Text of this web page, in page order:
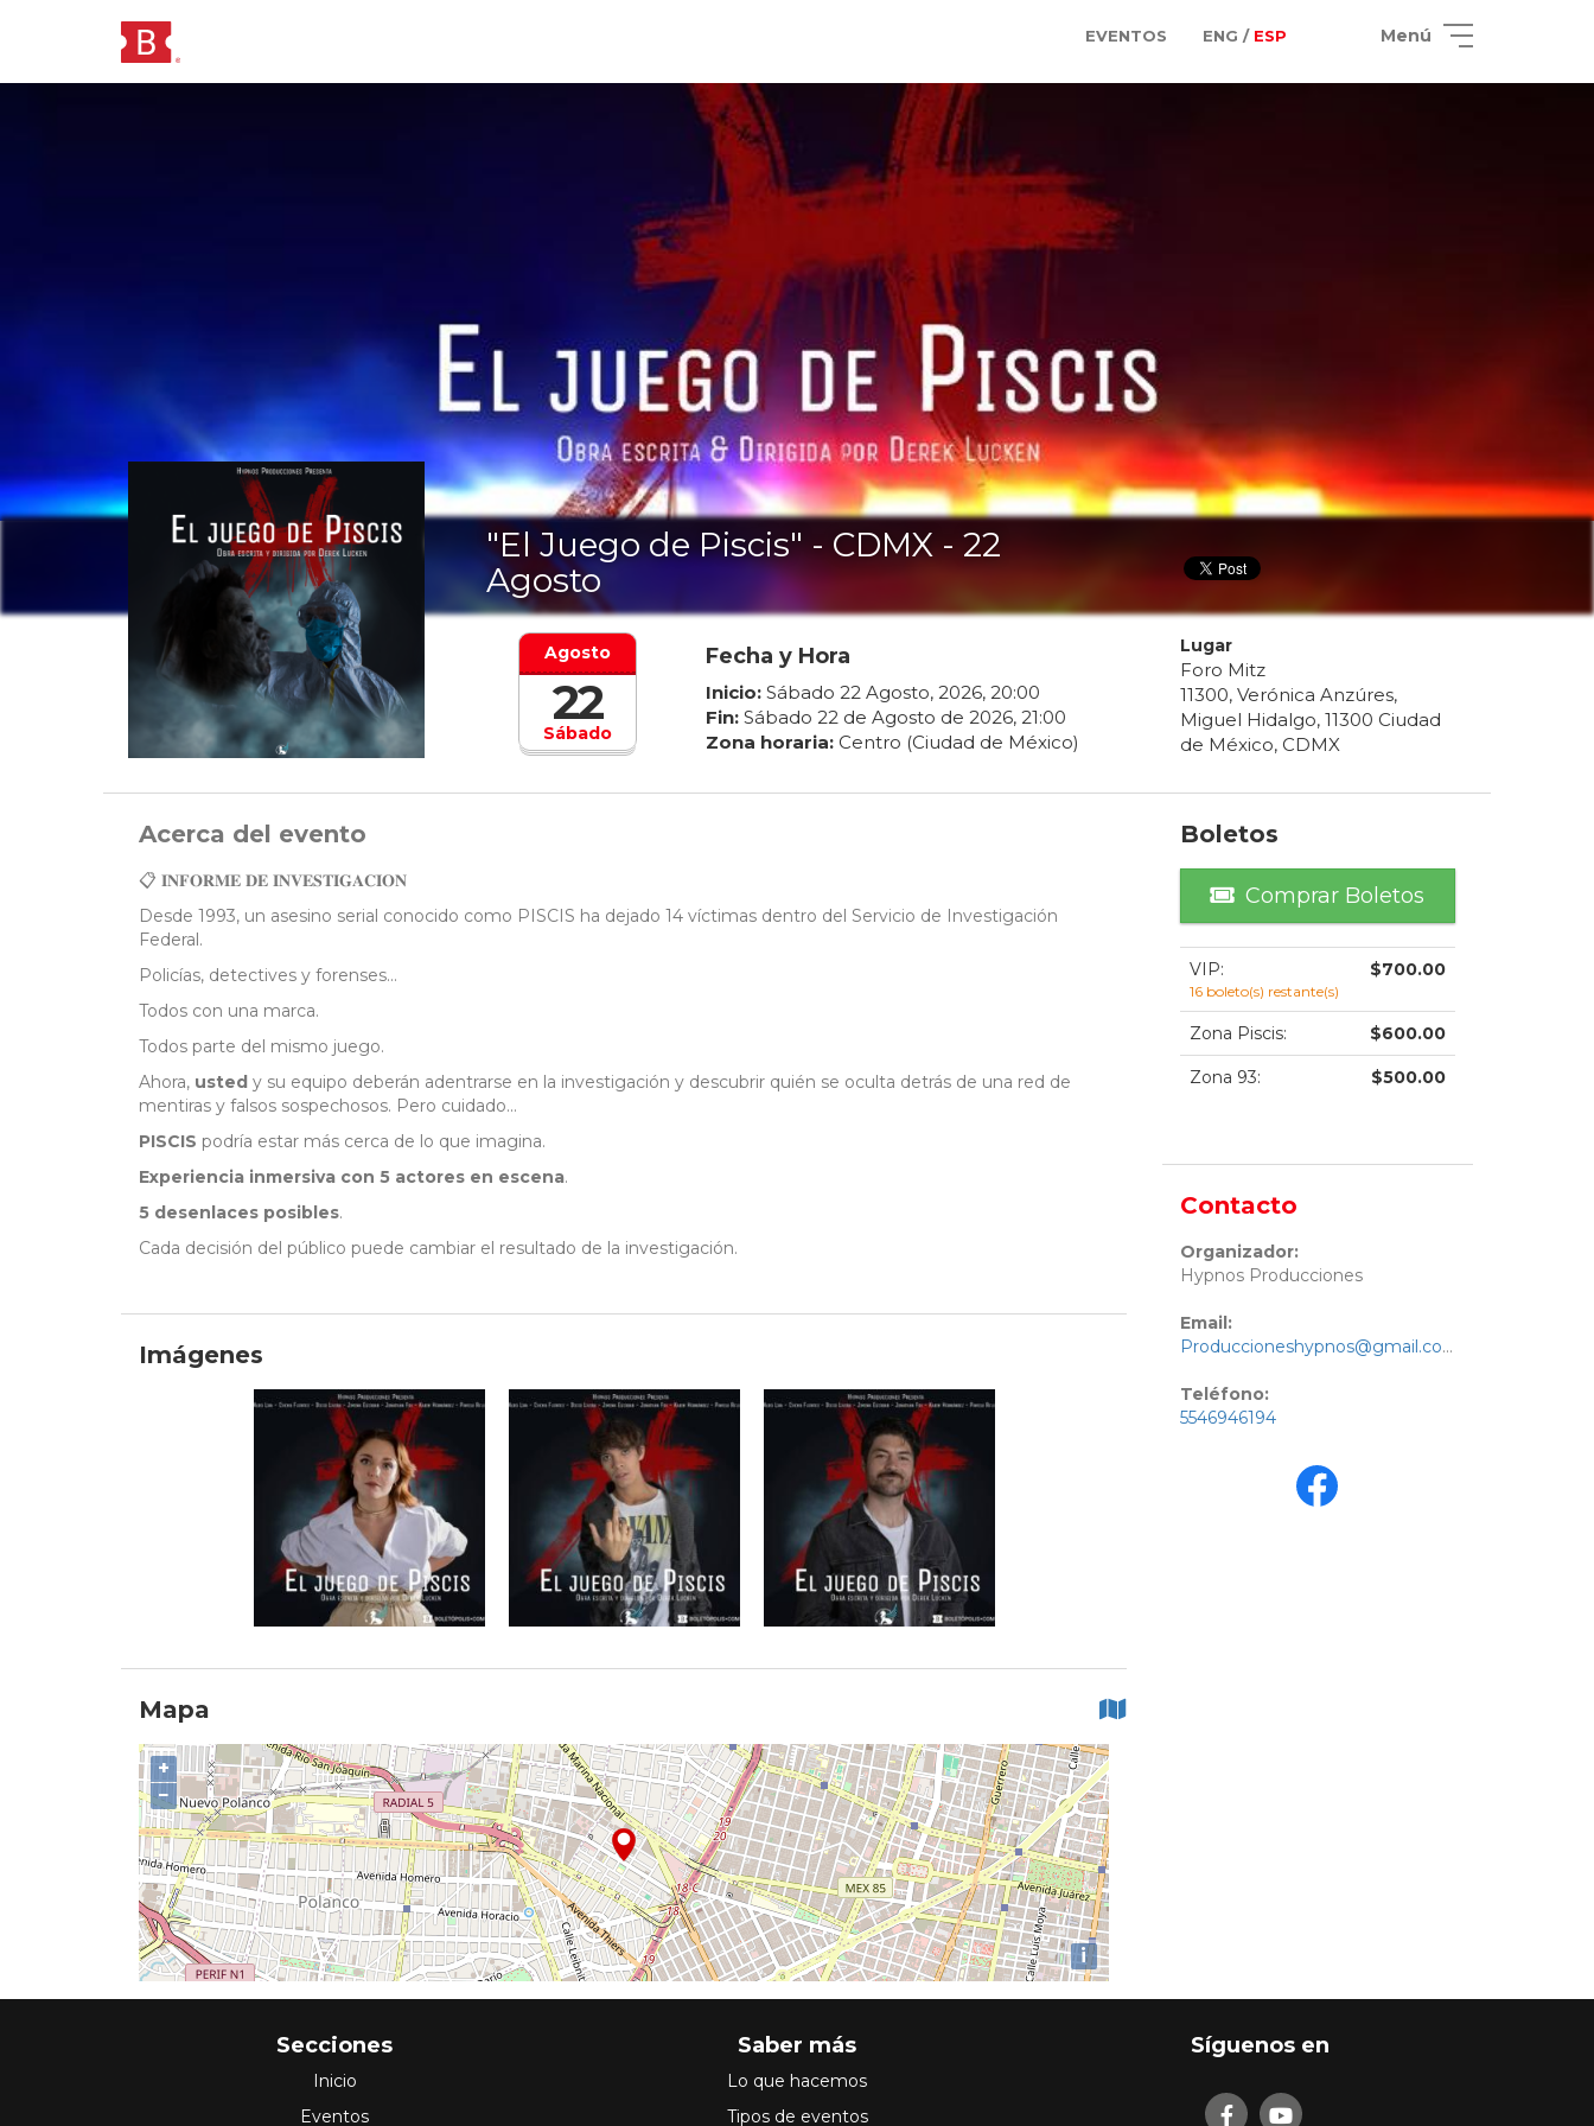
EVENTOS ENG / ESP Menú
"El Juego de Piscis" - CDMX - 22
Agosto
Sábado
Agosto
22
Fecha y Hora
Inicio: Sábado 22 Agosto, 2026, 20:00
Fin: Sábado 22de Agosto de 2026, 21:00
Zona horaria: Centro (Ciudad de México)
Lugar
Foro Mitz
11300, Verónica Anzúres,
Miguel Hidalgo, 11300 Ciudad
de México, CDMX
Acerca del evento
📋 𝐈𝐍𝐅𝐎𝐑𝐌𝐄 𝐃𝐄 𝐈𝐍𝐕𝐄𝐒𝐓𝐈𝐆𝐀𝐂𝐈𝐎𝐍
Desde 1993, un asesino serial conocido como PISCIS ha dejado 14 víctimas dentro del Servicio de Investigación
Federal.
Policías, detectives y forenses...
Todos con una marca.
Todos parte del mismo juego.
Ahora, usted y su equipo deberán adentrarse en la investigación y descubrir quién se oculta detrás de una red de
mentiras y falsos sospechosos. Pero cuidado...
PISCIS podría estar más cerca de lo que imagina.
Experiencia inmersiva con 5 actores en escena.
5 desenlaces posibles.
Cada decisión del público puede cambiar el resultado de la investigación.
Imágenes
Mapa
+
−
i
Boletos
Comprar Boletos
VIP:
16boleto(s) restante(s)
$700.00
Zona Piscis: $600.00
Zona 93: $500.00
Contacto
Organizador:
Hypnos Producciones
Email:
Produccioneshypnos@gmail.com
Teléfono:
5546946194
Secciones
Inicio
Eventos
Saber más
Lo que hacemos
Tipos de eventos
Síguenos en